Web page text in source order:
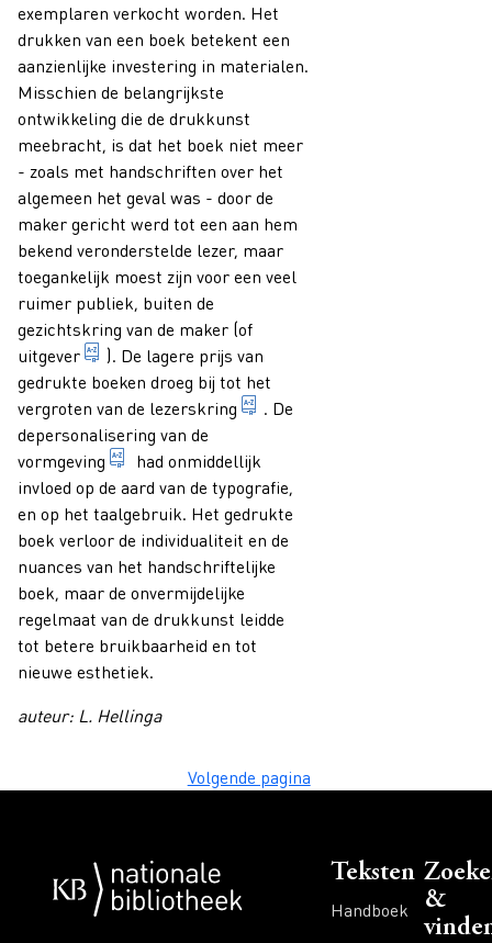
exemplaren verkocht worden. Het
drukken van een boek betekent een
aanzienlijke investering in materialen.
Misschien de belangrijkste
ontwikkeling die de drukkunst
meebracht, is dat het boek niet meer
- zoals met handschriften over het
algemeen het geval was - door de
maker gericht werd tot een aan hem
bekend veronderstelde lezer, maar
toegankelijk moest zijn voor een veel
ruimer publiek, buiten de
gezichtskring van de maker (of
uitgever
1. iemand die beroepshalve voor eigen rekening
). De lagere prijs van
gedrukte boeken droeg bij tot het
vergroten van de lezerskring verzamelnaam voor de
. De
depersonalisering van de
vormgeving
bij de voorbereiding van een publicatie: het
had onmiddellijk
invloed op de aard van de typografie,
en op het taalgebruik. Het gedrukte
boek verloor de individualiteit en de
nuances van het handschriftelijke
boek, maar de onvermijdelijke
regelmaat van de drukkunst leidde
tot betere bruikbaarheid en tot
nieuwe esthetiek.
auteur: L. Hellinga
Volgende pagina
Voet
Teksten
Handboek
&